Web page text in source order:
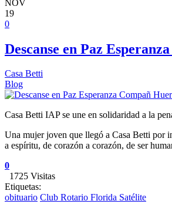
NOV
19
0
Descanse en Paz
Casa Betti
Blog
Casa Betti IAP se une en solidaridad a la
Una mujer joven que llegó a Casa Betti por
a espíritu, de corazón a corazón, de ser
0
1725 Visitas
Etiquetas:
obituario Club Rotario Florida Satélite